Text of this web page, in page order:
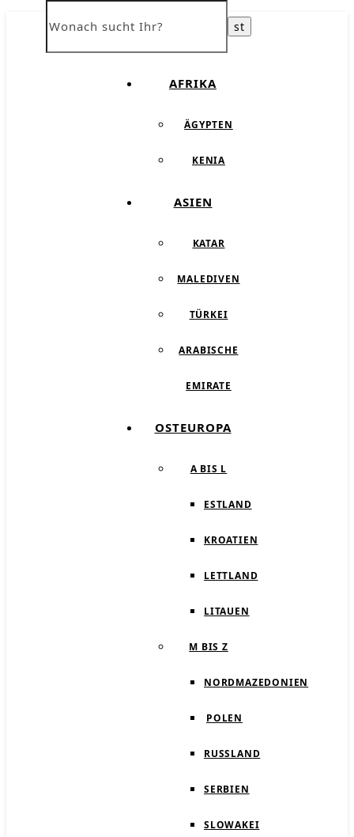
AFRIKA
ÄGYPTEN
KENIA
ASIEN
KATAR
MALEDIVEN
TÜRKEI
ARABISCHE
EMIRATE
OSTEUROPA
A BIS L
ESTLAND
KROATIEN
LETTLAND
LITAUEN
M BIS Z
NORDMAZEDONIEN
POLEN
RUSSLAND
SERBIEN
SLOWAKEI